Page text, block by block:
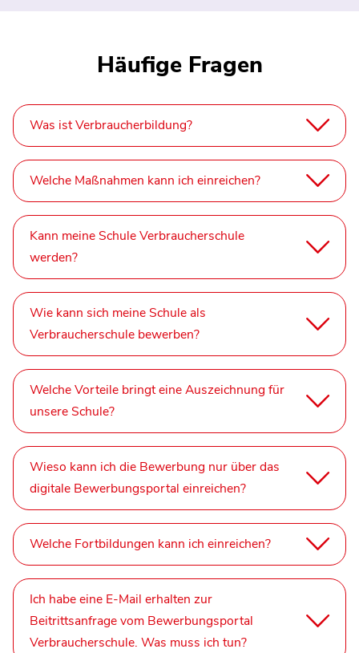
Häufige Fragen
Was ist Verbraucherbildung?
Welche Maßnahmen kann ich einreichen?
Kann meine Schule Verbraucherschule
werden?
Wie kann sich meine Schule als
Verbraucherschule bewerben?
Welche Vorteile bringt eine Auszeichnung für
unsere Schule?
Wieso kann ich die Bewerbung nur über das
digitale Bewerbungsportal einreichen?
Welche Fortbildungen kann ich einreichen?
Ich habe eine E-Mail erhalten zur
Beitrittsanfrage vom Bewerbungsportal
Verbraucherschule. Was muss ich tun?